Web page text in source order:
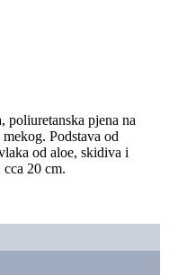
poliuretanska pjena na
Podstava od
od aloe, skidiva i
20 cm.